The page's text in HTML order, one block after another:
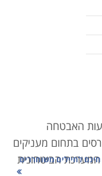
האבטחה
בתחום מעניקים
המערכת הביטחונית
לחיילים משוחררים